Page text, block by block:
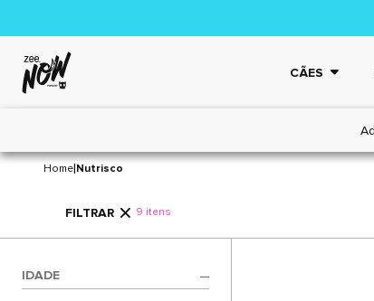
CÃES
Home|Nutrisco
FILTRAR 9 itens
IDADE